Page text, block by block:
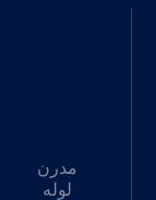
مدرن
لوله